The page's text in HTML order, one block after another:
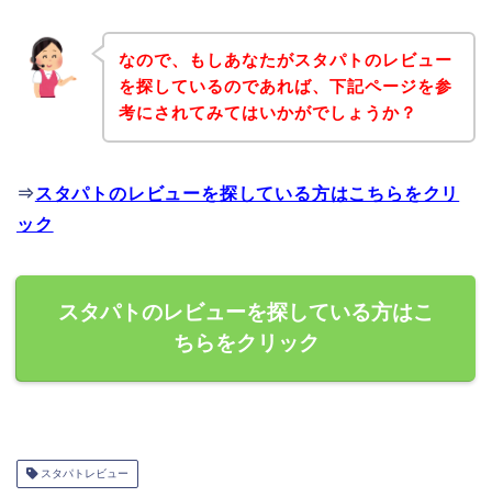
なので、もしあなたがスタパトのレビュー
を探しているのであれば、下記ページを参
考にされてみてはいかがでしょうか？
⇒ スタパトのレビューを探している方はこちらをクリ
ック
スタパトのレビューを探している方はこ
ちらをクリック
スタパトレビュー